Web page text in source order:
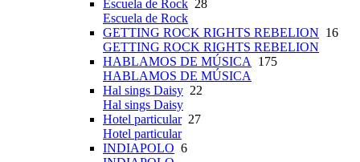
Escuela de Rock 28
Escuela de Rock
GETTING ROCK RIGHTS REBELION 16
GETTING ROCK RIGHTS REBELION
HABLAMOS DE MÚSICA
175
HABLAMOS DE MÚSICA
Hal sings Daisy 22
Hal sings Daisy
Hotel particular27
Hotel particular
INDIAPOLO 6